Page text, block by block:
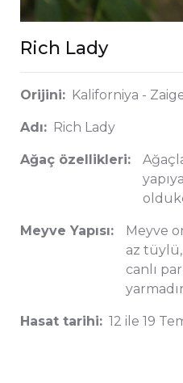
Rich Lady
Orijini: Kaliforniya -
Adı: Rich Lady
Ağaç özellikleri:
Meyve Yapısı:
Meyve
az tüylü,
canlı
Hasat tarihi: 12 ile 19